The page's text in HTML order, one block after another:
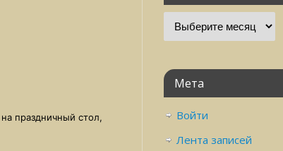
праздничный стол,
Мета
Войти
Лента записей